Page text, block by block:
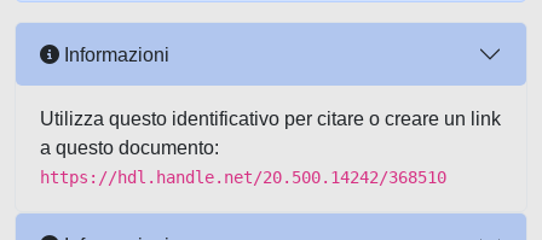
Informazioni
Utilizza questo identificativo per citare o creare un link
a questo documento:
https://hdl.handle.net/20.500.14242/368510